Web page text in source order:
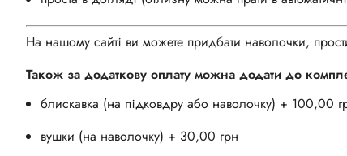
На нашому сайті ви можете придбати наволочки,
Також за додаткову оплату можна додати до
блискавка (на підковдру або наволочку) + 100,00
вушки (на наволочку) + 30,00 грн